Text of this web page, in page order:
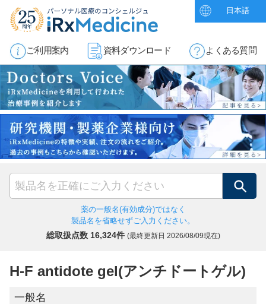
日本語
ご利用案内 資料ダウンロード よくある質問
検索
薬の一般名(有効成分)ではなく
製品名を省略せずご入力ください。
総取扱点数 16,324件 (最終更新日 2026/08/09現在)
H-F antidote gel(アンチドートゲル)
一般名